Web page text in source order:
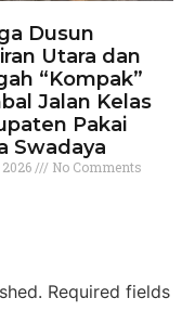
Dusun
Utara dan
“Kompak”
Jalan Kelas
Pakai
Swadaya
2026 No Comments
Required fields